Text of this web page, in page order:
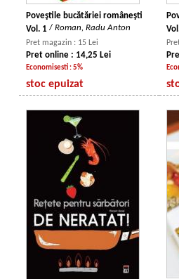
Poveştile bucătăriei româneşti
Vol. 1 / Roman, Radu Anton
Pret magazin : 15 Lei
Pret online : 14,25 Lei
Economisesti : 5%
stoc epuizat